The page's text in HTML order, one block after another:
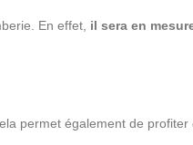
En effet, il sera en
permet également de profiter